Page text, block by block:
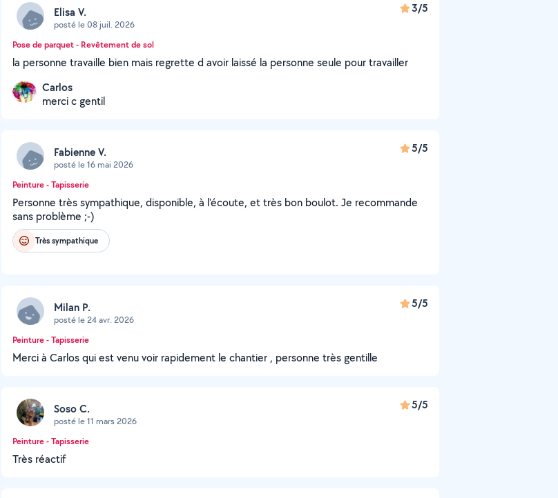
Elisa V.
posté le 08 juil. 2026
3/5
Pose de parquet - Revêtement de sol
la personne travaille bien mais regrette d avoir laissé la personne seule pour travailler
Carlos
merci c gentil
Fabienne V.
posté le 16 mai 2026
5/5
Peinture - Tapisserie
Personne très sympathique, disponible, à l'écoute, et très bon boulot. Je recommande
sans problème ;-)
Très sympathique
Milan P.
posté le 24 avr. 2026
5/5
Peinture - Tapisserie
Merci à Carlos qui est venu voir rapidement le chantier , personne très gentille
Soso C.
posté le 11 mars 2026
5/5
Peinture - Tapisserie
Très réactif